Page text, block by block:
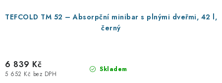
TEFCOLD TM 52 – Absorpční minibar s plnými dveřmi, 42 l,
černý
Skladem
5 652 Kč bez DPH
6 839 Kč